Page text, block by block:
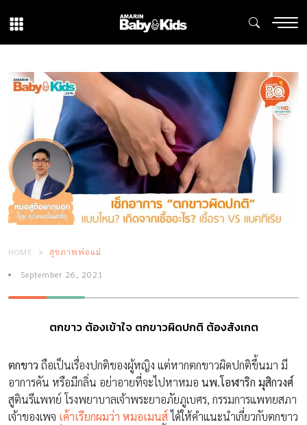
HOME สุขภาพพ่อแม่
September 26, 2021
ตกขาว ต้องเข้าใจ ตกขาวผิดปกติ ต้องสังเกต
ตกขาว ถือเป็นเรื่องปกติของผู้หญิง แต่หากตกขาวผิดปกติขึ้นมา มี
อาการคัน หรือมีกลิ่น อย่าอายที่จะไปหาหมอ นพ.โอฬาริก มุสิกวงศ์
สูตินรีแพทย์ โรงพยาบาลเจ้าพระยาอภัยภูเบศร, กรรมการแพทยสภา
เจ้าของเพจ เค้าเรียกผมว่า หมอเมนส์ได้ให้คำแนะนำเกี่ยวกับตกขาว